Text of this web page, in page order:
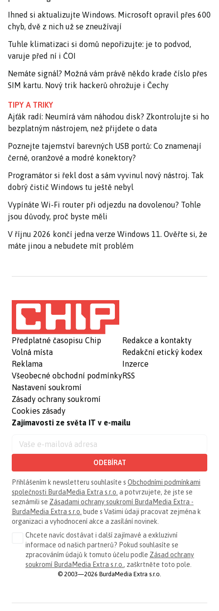
Ihned si aktualizujte Windows. Microsoft opravil přes 600
chyb, dvě z nich už se zneužívají
Tuhle klimatizaci si domů nepořizujte: je to podvod,
varuje před ní i ČOI
Nemáte signál? Možná vám právě někdo krade číslo přes
SIM kartu. Nový trik hackerů ohrožuje i Čechy
TIPY A TRIKY
Ajťák radí: Neumírá vám náhodou disk? Zkontrolujte si ho
bezplatným nástrojem, než přijdete o data
Poznejte tajemství barevných USB portů: Co znamenají
černé, oranžové a modré konektory?
Programátor si řekl dost a sám vyvinul nový nástroj. Tak
dobrý čistič Windows tu ještě nebyl
Vypínáte Wi-Fi router při odjezdu na dovolenou? Tohle
jsou důvody, proč byste měli
V říjnu 2026 končí jedna verze Windows 11. Ověřte si, že
máte jinou a nebudete mít problém
Předplatné časopisu Chip
Volná místa
Reklama
Všeobecné obchodní podmínky
Nastavení soukromí
Zásady ochrany soukromí
Cookies zásady
Redakce a kontakty
Redakční etický kodex
Inzerce
RSS
Zajímavosti ze světa IT v e-mailu
ODEBÍRAT
Přihlášením k newsletteru souhlasíte s Obchodními podmínkami
společnosti BurdaMedia Extra s.r.o. a potvrzujete, že jste se
seznámili se Zásadami ochrany soukromí BurdaMedia Extra -
BurdaMedia Extra s.r.o. bude s Vašimi údaji pracovat zejména k
organizaci a vyhodnocení akce a zasílání novinek.
Chcete navíc dostávat i další zajímavé a exkluzivní
informace od našich partnerů? Pokud souhlasíte se
zpracováním údajů k tomuto účelu podle Zásad ochrany
soukromí BurdaMedia Extra s.r.o. , zaškrtněte toto pole.
© 2003—2026 BurdaMedia Extra s.r.o.